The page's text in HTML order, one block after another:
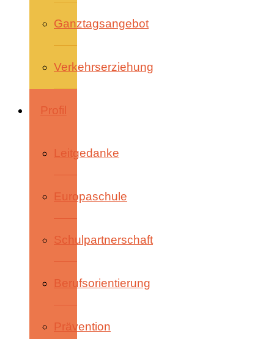
Ganztagsangebot
Verkehrserziehung
Profil
Leitgedanke
Europaschule
Schulpartnerschaft
Berufsorientierung
Prävention